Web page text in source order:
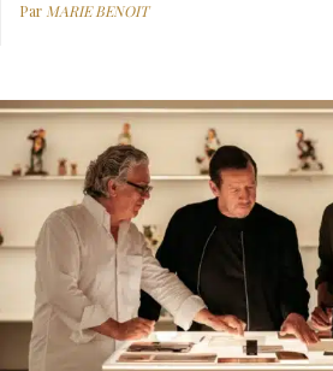
ParMARIE BENOIT